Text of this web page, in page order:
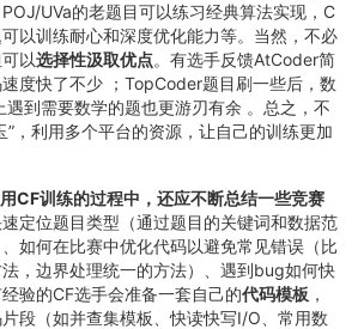
UVa的老题目可以练习经典算法实现，C
以训练耐心和深度优化能力等。当然，不必
以选择性汲取优点。有选手反馈AtCoder简
度快了不少 ；TopCoder题目刷一些后，数
遇到需要数学的题也更游刃有余 。总之，不
”，利用多个平台的资源，让自己的训练更加
CF训练的过程中，还应不断总结一些竞赛
速定位题目类型（通过题目的关键词和数据范
如何在比赛中优化代码以避免常见错误（比
，边界处理统一的方法）、遇到bug如何快
验的CF选手会准备一套自己的代码模板 ，
段（如并查集模板、快读快写I/O、常用数